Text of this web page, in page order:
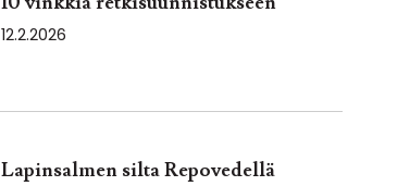
12.2.2026
Lapinsalmen silta Repovedellä